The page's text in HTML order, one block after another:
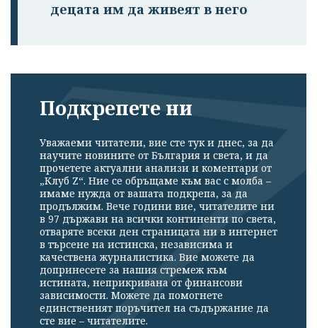
децата им да живеят в него
Подкрепете ни
Уважаеми читатели, вие сте тук и днес, за да
научите новините от България и света, и да
прочетете актуални анализи и коментари от
„Клуб Z“. Ние се обръщаме към вас с молба –
имаме нужда от вашата подкрепа, за да
продължим. Вече години вие, читателите ни
в 97 държави на всички континенти по света,
отваряте всеки ден страницата ни в интернет
в търсене на истинска, независима и
качествена журналистика. Вие можете да
допринесете за нашия стремеж към
истината, неприкривана от финансови
зависимости. Можете да помогнете
единственият поръчител на съдържание да
сте вие – читателите.